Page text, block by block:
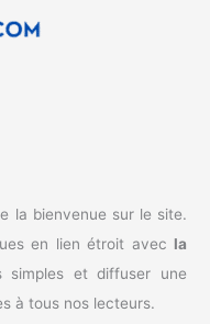
la bienvenue sur le site.
en lien étroit avec la
simples et diffuser une
à tous nos lecteurs.